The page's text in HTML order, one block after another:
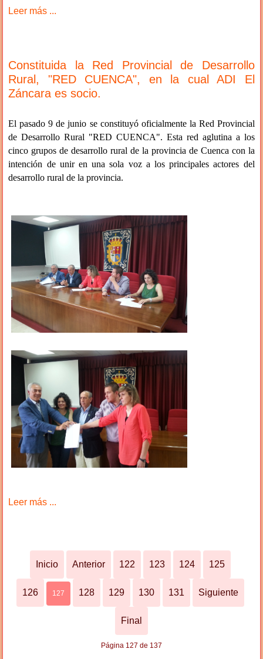
Leer más ...
Constituida la Red Provincial de Desarrollo
Rural, "RED CUENCA", en la cual ADI El
Záncara es socio.
El pasado 9 de junio se constituyó oficialmente la Red Provincial
de Desarrollo Rural "RED CUENCA". Esta red aglutina a los
cinco grupos de desarrollo rural de la provincia de Cuenca con la
intención de unir en una sola voz a los principales actores del
desarrollo rural de la provincia.
Leer más ...
Inicio Anterior 122 123 124 125
126 127 128 129 130 131 Siguiente
Final
Página 127 de 137